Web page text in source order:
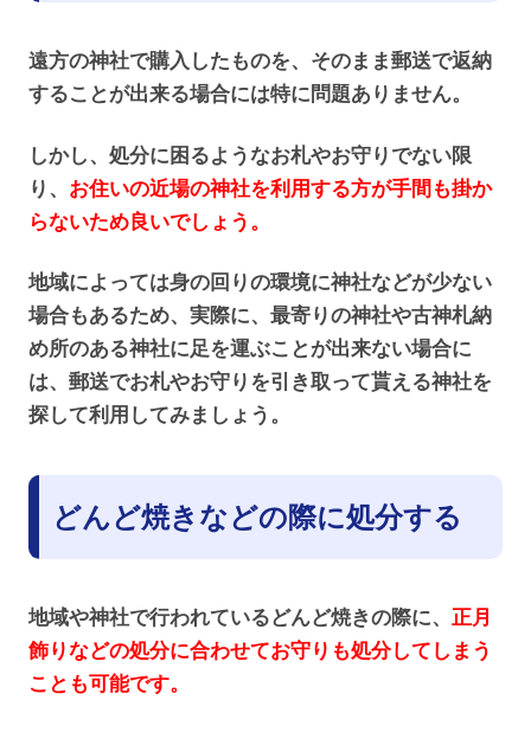
遠方の神社で購入したものを、そのまま郵送で返納
することが出来る場合には特に問題ありません。
しかし、処分に困るようなお札やお守りでない限
り、 お住いの近場の神社を利用する方が手間も掛か
らないため良いでしょう。
地域によっては身の回りの環境に神社などが少ない
場合もあるため、実際に、最寄りの神社や古神札納
め所のある神社に足を運ぶことが出来ない場合に
は、郵送でお札やお守りを引き取って貰える神社を
探して利用してみましょう。
どんど焼きなどの際に処分する
地域や神社で行われているどんど焼きの際に、 正月
飾りなどの処分に合わせてお守りも処分してしまう
ことも可能です。